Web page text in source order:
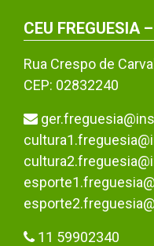
CEU FREGUESIA
Rua Crespo de
CEP: 02832240
11 59902340